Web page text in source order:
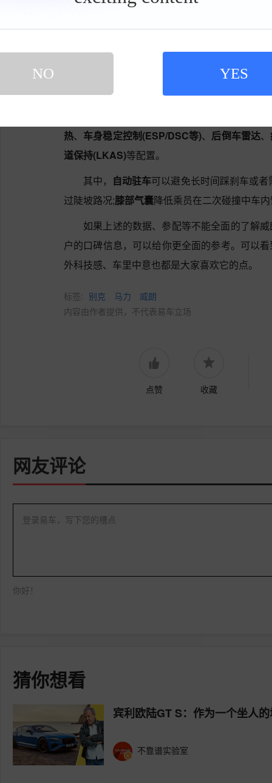
NO YES
威朗的主/被动安全配置很齐全，包括了
HUD抬头显示
等)、刹车辅助(EBA/BAS等)、牵引力控制
热、 车身稳定控制(ESP/DSC等)、 后倒车雷达、
道保持(LKAS)等配置。
其中， 自动驻车可以避免长时间踩刹车或
过陡坡路况;膝部气囊降低乘员在二次碰撞中车
如果上述的数据、参配等不能全面的了解
户的口碑信息，可以给你更全面的参考。可以
外科技感、车里中意也都是大家喜欢它的点。
标签: 别克 马力
威朗
内容由作者提供，不代表易车立场
点赞 收藏
网友评论
登录易车，写下您的槽点
你好！
猜你想看
宾利欧陆GT S：作为一个坐人
不靠谱实验室